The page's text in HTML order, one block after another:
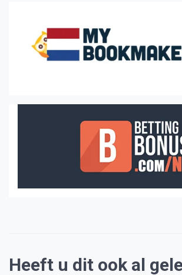
Heeft u dit ook al